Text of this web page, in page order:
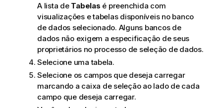
v
a
A lista de Tabelas é preenchida com
visualizações e tabelas disponíveis no banco
de dados selecionado. Alguns bancos de
dados não exigem a especificação de seus
proprietários no processo de seleção de dados.
Selecione uma tabela.
Selecione os campos que deseja carregar
marcando a caixa de seleção ao lado de cada
campo que deseja carregar.